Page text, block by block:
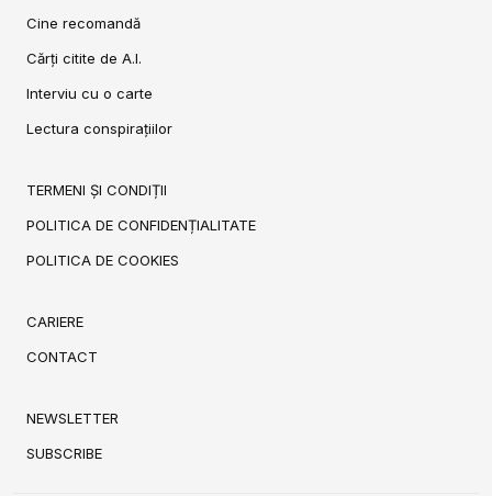
Cine recomandă
Cărți citite de A.I.
Interviu cu o carte
Lectura conspirațiilor
TERMENI ȘI CONDIȚII
POLITICA DE CONFIDENȚIALITATE
POLITICA DE COOKIES
CARIERE
CONTACT
NEWSLETTER
SUBSCRIBE